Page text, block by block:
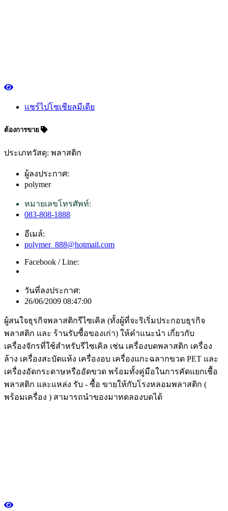
แชร์ไปโซเชียลมีเดีย
ต้องการขาย
ประเภทวัสดุ: พลาสติก
ผู้ลงประกาศ:
polymer
หมายเลขโทรศัพท์:
083-808-1888
อีเมล์:
polymer_888@hotmail.com
Facebook / Line:
วันที่ลงประกาศ:
26/06/2009 08:47:00
ผู้สนใจธุรกิจพลาสติกรีไซเคิล (ทั้งผู้ที่จะริเริ่มประกอบธุรกิจ
พลาสติก และ ร้านรับซื้อของเก่า) ให้คำแนะนำ เกี่ยวกับ
เครื่องจักรที่ใช้สำหรับรีไซเคิล เช่น เครื่องบดพลาสติก เครื่อง
ล้าง เครื่องสะบัดแห้ง เครื่องอบ เครื่องแกะฉลากขวด PET และ
เครื่องอัดกระดาษหรืออัดขวด พร้อมทั้งคู่มือในการคัดแยกเชื้อ
พลาสติก และแหล่ง รับ - ซื้อ ขายให้กับโรงหลอมพลาสติก (
พร้อมเครื่อง ) สามารถนำของมาทดลองบดได้